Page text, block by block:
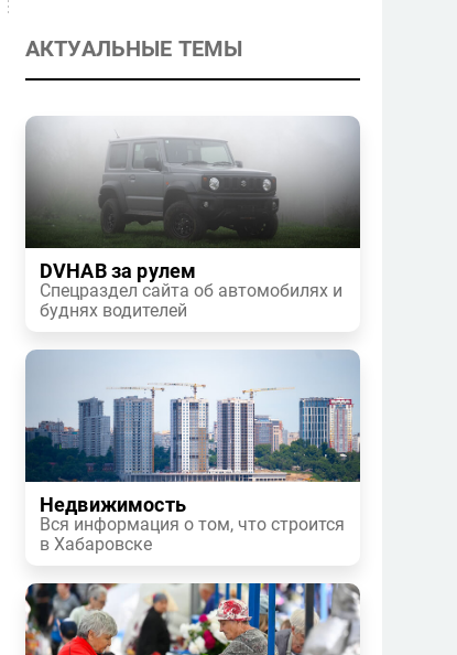
АКТУАЛЬНЫЕ ТЕМЫ
DVHAB за рулем
Спецраздел сайта об автомобилях и
буднях водителей
Недвижимость
Вся информация о том, что строится
в Хабаровске